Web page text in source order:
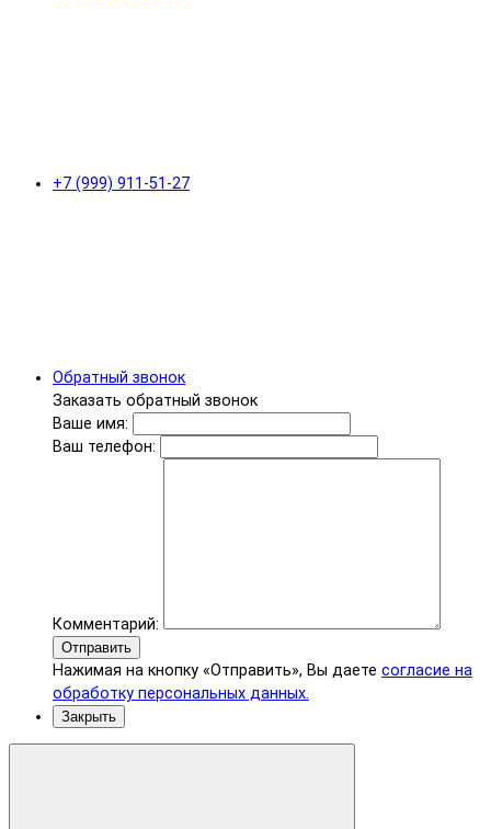
+7 (999) 911-51-27
Обратный звонок
Заказать обратный звонок
Ваше имя:
Ваш телефон:
Комментарий:
Отправить
Нажимая на кнопку «Отправить», Вы даете согласие на
обработку персональных данных.
Закрыть